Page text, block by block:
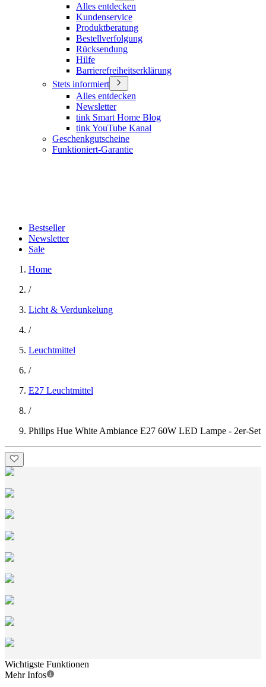
Alles entdecken
Kundenservice
Produktberatung
Bestellverfolgung
Rücksendung
Hilfe
Barrierefreiheitserklärung
Stets informiert
Alles entdecken
Newsletter
tink Smart Home Blog
tink YouTube Kanal
Geschenkgutscheine
Funktioniert-Garantie
Bestseller
Newsletter
Sale
Home
/
Licht & Verdunkelung
/
Leuchtmittel
/
E27 Leuchtmittel
/
Philips Hue White Ambiance E27 60W LED Lampe - 2er-Set
Wichtigste Funktionen
Mehr Infos